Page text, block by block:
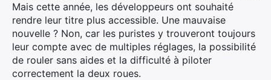
Mais cette année, les développeurs ont souhaité
rendre leur titre plus accessible. Une mauvaise
nouvelle ? Non, car les puristes y trouveront toujours
leur compte avec de multiples réglages, la possibilité
de rouler sans aides et la difficulté à piloter
correctement la deux roues.